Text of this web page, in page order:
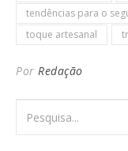
tendências para o
toque artesanal
Por Redação